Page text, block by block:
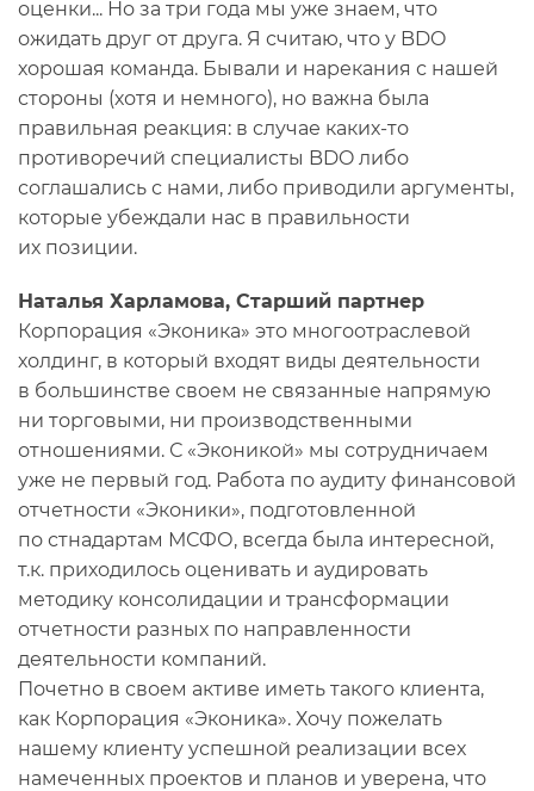
оценки... Но за три года мы уже знаем, что
ожидать друг от друга. Я считаю, что у BDO
хорошая команда. Бывали и нарекания с нашей
стороны (хотя и немного), но важна была
правильная реакция: в случае каких-то
противоречий специалисты BDO либо
соглашались с нами, либо приводили аргументы,
которые убеждали нас в правильности
их позиции.
Наталья Харламова, Старший партнер
Корпорация «Эконика» это многоотраслевой
холдинг, в который входят виды деятельности
в большинстве своем не связанные напрямую
ни торговыми, ни производственными
отношениями. С «Эконикой» мы сотрудничаем
уже не первый год. Работа по аудиту финансовой
отчетности «Эконики», подготовленной
по стнадартам МСФО, всегда была интересной,
т.к. приходилось оценивать и аудировать
методику консолидации и трансформации
отчетности разных по направленности
деятельности компаний.
Почетно в своем активе иметь такого клиента,
как Корпорация «Эконика». Хочу пожелать
нашему клиенту успешной реализации всех
намеченных проектов и планов и уверена, что